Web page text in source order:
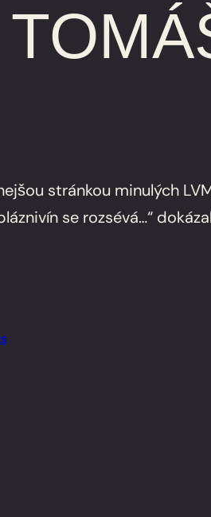
stránkou minulých
se rozsévá…“